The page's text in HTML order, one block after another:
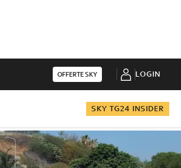
OFFERTE SKY LOGIN
SKY TG24 INSIDER